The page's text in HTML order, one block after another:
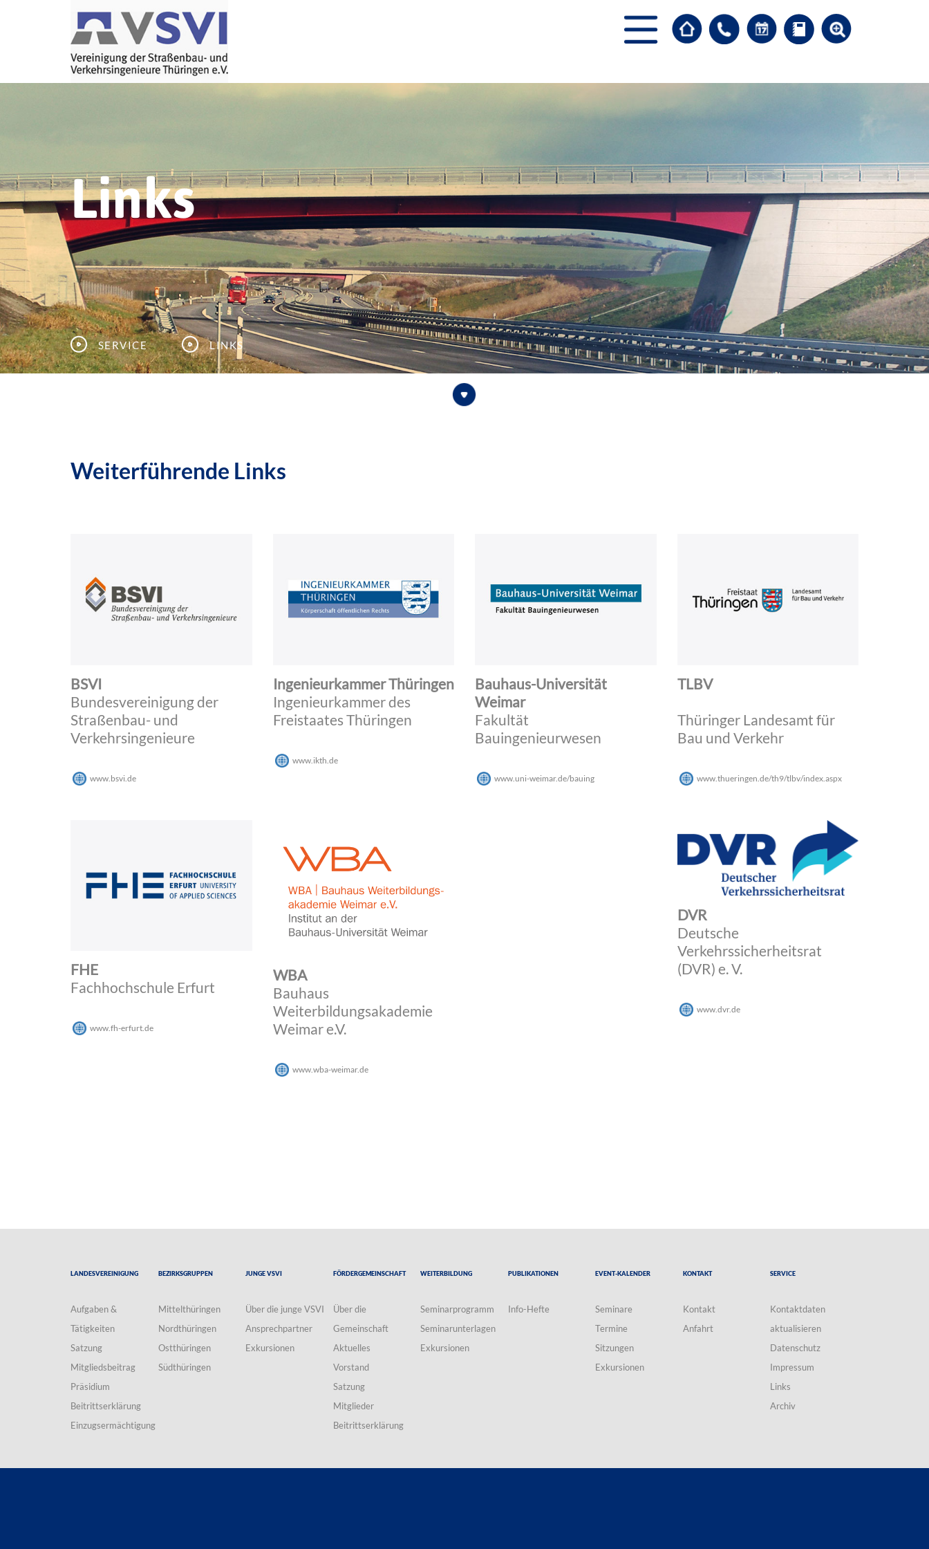
Links
Service Links
Weiterführende Links
BSVI
Bundesvereinigung der
Straßenbau- und
Verkehrsingenieure
www.bsvi.de
Ingenieurkammer Thüringen
Ingenieurkammer des
Freistaates Thüringen
www.ikth.de
Bauhaus-Universität
Weimar
Fakultät
Bauingenieurwesen
www.uni-weimar.de/bauing
TLBV
Thüringer Landesamt für
Bau und Verkehr
www.thueringen.de/th9/tlbv/index.aspx
FHE
Fachhochschule Erfurt
www.fh-erfurt.de
WBA
Bauhaus
Weiterbildungsakademie
Weimar e.V.
www.wba-weimar.de
DVR
Deutsche
Verkehrssicherheitsrat
(DVR) e. V.
www.dvr.de
Landesvereinigung
Aufgaben &
Tätigkeiten
Satzung
Mitgliedsbeitrag
Präsidium
Beitrittserklärung
Einzugsermächtigung
Bezirksgruppen
Mittelthüringen
Nordthüringen
Ostthüringen
Südthüringen
Junge VSVI
Über die junge VSVI
Ansprechpartner
Exkursionen
Fördergemeinschaft
Über die
Gemeinschaft
Aktuelles
Vorstand
Satzung
Mitglieder
Beitrittserklärung
Weiterbildung
Seminarprogramm
Seminarunterlagen
Exkursionen
Publikationen
Info-Hefte
Event-Kalender
Seminare
Termine
Sitzungen
Exkursionen
Kontakt
Kontakt
Anfahrt
Service
Kontaktdaten
aktualisieren
Datenschutz
Impressum
Links
Archiv